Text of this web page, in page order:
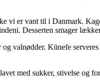
vi er vant til i Danmark.
Desserten smager
valnødder. Künefe
med sukker, stivelse og